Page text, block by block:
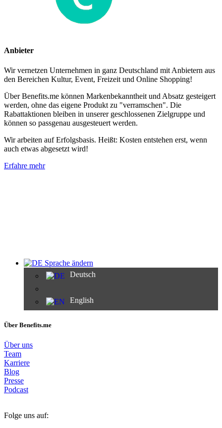
Anbieter
Wir vernetzen Unternehmen in ganz Deutschland mit Anbietern aus
den Bereichen Kultur, Event, Freizeit und Online Shopping!
Über Benefits.me können Markenbekanntheit und Absatz gesteigert
werden, ohne das eigene Produkt zu "verramschen". Die
Rabattaktionen bleiben in unserer geschlossenen Zielgruppe und
können so passgenau ausgesteuert werden.
Wir arbeiten auf Erfolgsbasis. Heißt: Kosten entstehen erst, wenn
auch etwas abgesetzt wird!
Erfahre mehr
Sprache ändern
Deutsch
English
Über Benefits.me
Über uns
Team
Karriere
Blog
Presse
Podcast
Folge uns auf: